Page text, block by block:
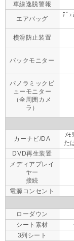
車線逸脱警報
エアバッグ
ﾃﾞｭ
横滑防止装置
バックモニター
パノラミックビ
ューモニター
（全周囲カメ
ラ）
カーナビ/DA
ﾒﾓ
た
DVD再生装置
メディアプレイ
ヤー
接続
電源コンセント
ローダウン
シート素材
3列シート